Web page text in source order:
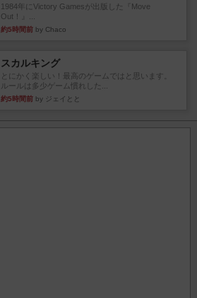
1984年にVictory Gamesが出版した『Move
Out！』...
約5時間前 by Chaco
スカルキング
とにかく楽しい！最高のゲームではと思います。
ルールは多少ゲーム慣れした...
約5時間前 by ジェイとと